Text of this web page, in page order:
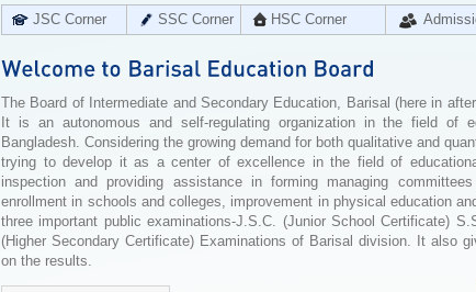
JSC Corner SSC Corner HSC Corner
The Board of Intermediate and Secondary Education, Barisal (here in
It is an autonomous and self-regulating organization in the field of
Bangladesh. Considering the growing demand for both qualitative and
trying to develop it as a center of excellence in the field of
inspection and providing assistance in forming managing
enrollment in schools and colleges, improvement in physical education
three important public examinations-J.S.C. (Junior School Certificate)
(Higher Secondary Certificate) Examinations of Barisal division. It also
on the results.